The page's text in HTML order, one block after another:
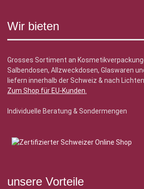
Wir bieten
Grosses Sortiment an
Salbendosen, Allzweckdosen, Glaswaren
liefern innerhalb der Schweiz & nach
Zum Shop für EU-Kunden.
Individuelle Beratung & Sondermengen
unsere Vorteile